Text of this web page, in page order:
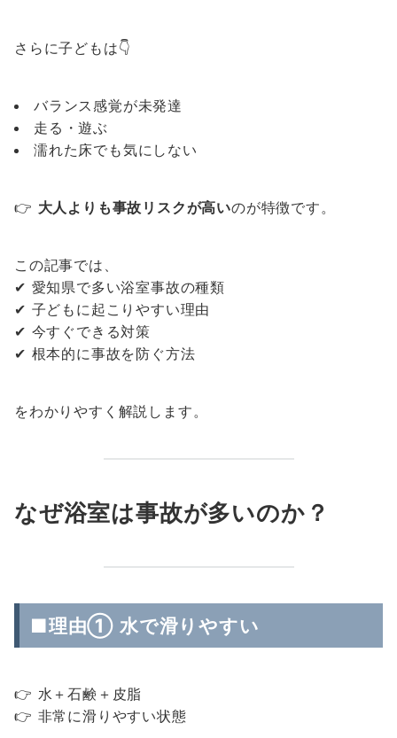
さらに子どもは👇
バランス感覚が未発達
走る・遊ぶ
濡れた床でも気にしない
👉 大人よりも事故リスクが高いのが特徴です。
この記事では、
✔ 愛知県で多い浴室事故の種類
✔ 子どもに起こりやすい理由
✔ 今すぐできる対策
✔ 根本的に事故を防ぐ方法
をわかりやすく解説します。
なぜ浴室は事故が多いのか？
■理由① 水で滑りやすい
👉 水＋石鹸＋皮脂
👉 非常に滑りやすい状態